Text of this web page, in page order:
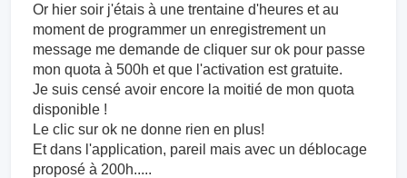
Or hier soir j'étais à une trentaine d'heures et au
moment de programmer un enregistrement un
message me demande de cliquer sur ok pour passe
mon quota à 500h et que l'activation est gratuite.
Je suis censé avoir encore la moitié de mon quota
disponible !
Le clic sur ok ne donne rien en plus!
Et dans l'application, pareil mais avec un déblocage
proposé à 200h.....